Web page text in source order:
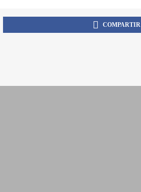
COMPARTIR